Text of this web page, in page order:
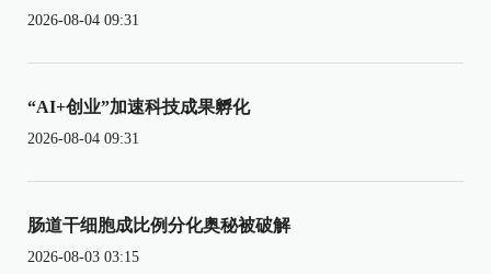
2026-08-04 09:31
“AI+创业”加速科技成果孵化
2026-08-04 09:31
肠道干细胞成比例分化奥秘被破解
2026-08-03 03:15